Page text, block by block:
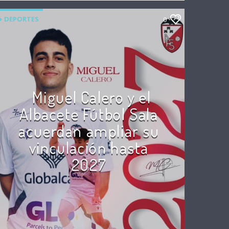
DEPORTES 0
Miguel Calero y el
Albacete Fútbol Sala
acuerdan ampliar su
vinculación hasta
2027